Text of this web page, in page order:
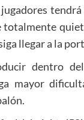
totalmente
llegar a la
dentro
mayor